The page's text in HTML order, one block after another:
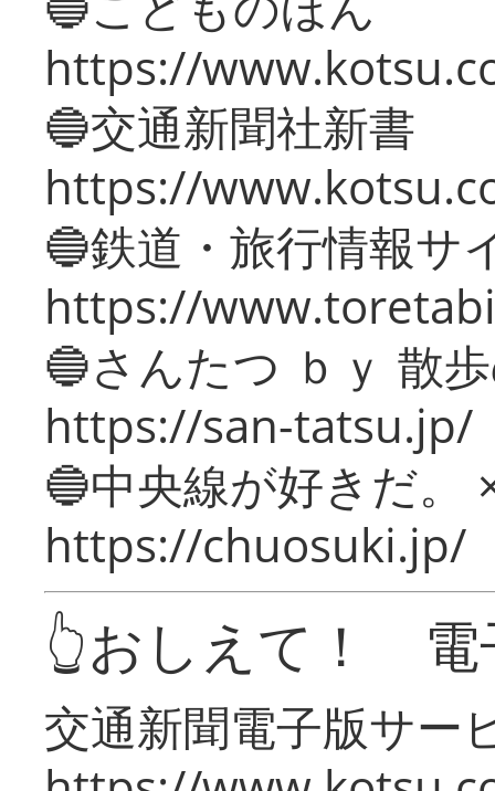
https://
🔵交通新聞社新書
https://
🔵鉄道・旅行情報サ
https://
🔵さんたつ ｂｙ 散
https://san-tatsu.jp/
🔵中央線が好きだ。
https://chuosuki.jp/
👆おしえて！ 電
交通新聞電子版サー